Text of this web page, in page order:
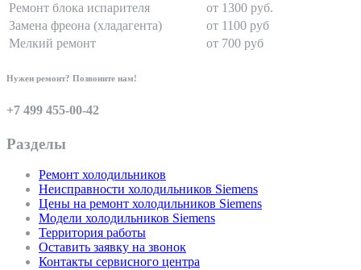
Ремонт блока испарителя
от 1300 руб.
Замена фреона (хладагента)
от 1100 руб
Мелкий ремонт
от 700 руб
Нужен ремонт? Позвоните нам!
+7 499 455-00-42
Разделы
Ремонт холодильников
Неисправности холодильников Siemens
Цены на ремонт холодильников Siemens
Модели холодильников Siemens
Территория работы
Оставить заявку на звонок
Контакты сервисного центра